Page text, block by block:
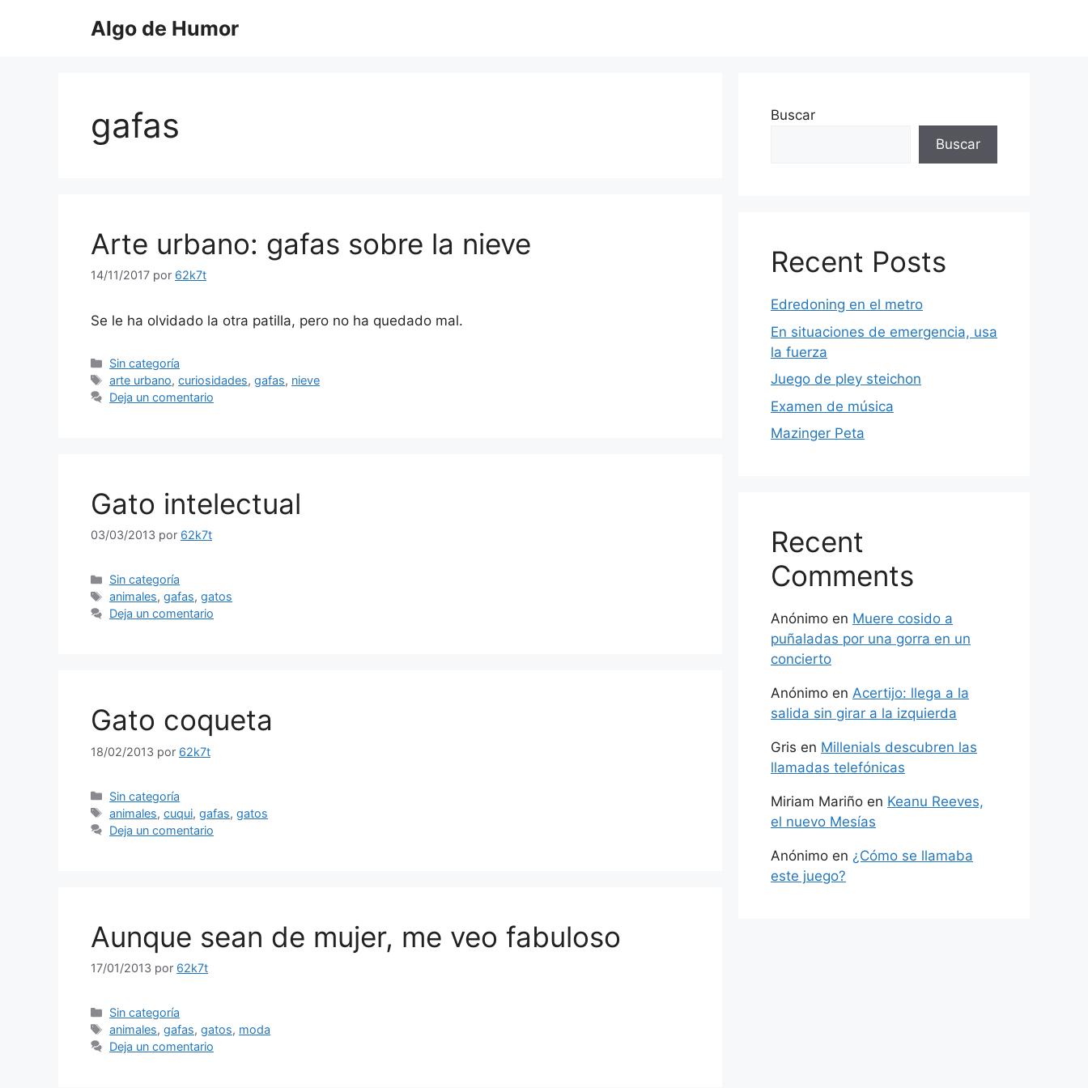
Algo de Humor
gafas
Arte urbano: gafas sobre la nieve
14/11/2017 por 62k7t
Se le ha olvidado la otra patilla, pero no ha quedado mal.
Categorías
Sin categoría
Etiquetas
arte urbano,curiosidades,gafas, nieve
Deja un comentario
Gato intelectual
03/03/2013 por 62k7t
Categorías
Sin categoría
Etiquetas
animales,gafas,gatos
Deja un comentario
Gato coqueta
18/02/2013 por 62k7t
Categorías
Sin categoría
Etiquetas
animales,cuqui,gafas,gatos
Deja un comentario
Aunque sean de mujer, me veo fabuloso
17/01/2013 por 62k7t
Categorías
Sin categoría
Etiquetas
animales,gafas,gatos, moda
Deja un comentario
Buscar
Buscar
Recent Posts
Edredoning en el metro
En situaciones de emergencia, usa
la fuerza
Juego de pley steichon
Examen de música
Mazinger Peta
Recent
Comments
Anónimo en Muere cosido a
puñaladas por una gorra en un
concierto
Anónimo en Acertijo: llega a la
salida sin girar a la izquierda
Gris en Millenials descubren las
llamadas telefónicas
Miriam Mariño en Keanu Reeves,
el nuevo Mesías
Anónimo en ¿Cómo se llamaba
este juego?